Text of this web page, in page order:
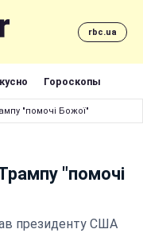
rbc.ua
Гороскопы
"помочі Божої"
"помочі
президенту США